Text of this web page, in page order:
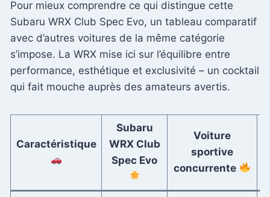
Pour mieux comprendre ce qui distingue cette
Subaru WRX Club Spec Evo, un tableau comparatif
avec d’autres voitures de la même catégorie
s’impose. La WRX mise ici sur l’équilibre entre
performance, esthétique et exclusivité – un cocktail
qui fait mouche auprès des amateurs avertis.
Caractéristique
Subaru
WRX Club
Spec Evo
Voiture
sportive
concurrente